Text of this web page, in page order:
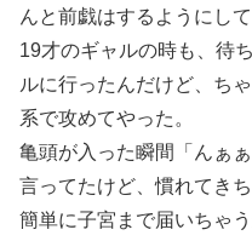
んと前戯はするようにして
19才のギャルの時も、待
ルに行ったんだけど、ち
系で攻めてやった。
亀頭が入った瞬間「んぁ
言ってたけど、慣れてき
簡単に子宮まで届いちゃ